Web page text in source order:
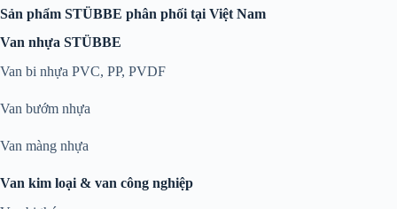
Sản phẩm STÜBBE phân phối tại Việt Nam
Van nhựa STÜBBE
Van bi nhựa PVC, PP, PVDF
Van bướm nhựa
Van màng nhựa
Van kim loại & van công nghiệp